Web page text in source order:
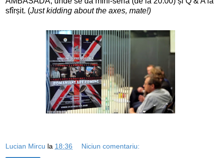
sfîrșit. (Just kidding about the axes, mate!)
Lucian Mircu la 18:36 Niciun comentariu: